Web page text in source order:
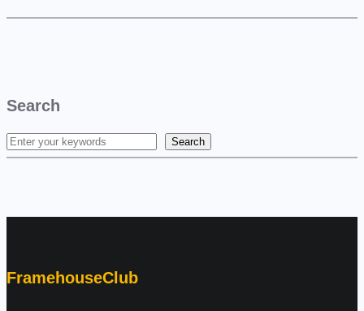
Search
S
Search
FramehouseClub